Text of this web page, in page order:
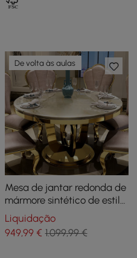
De volta às aulas
Mesa de jantar redonda de
mármore sintético de estilo
moderno de 47,2
polegadas acomoda 4-6
pessoas
Liquidação
949,99€ 1.099,99 €